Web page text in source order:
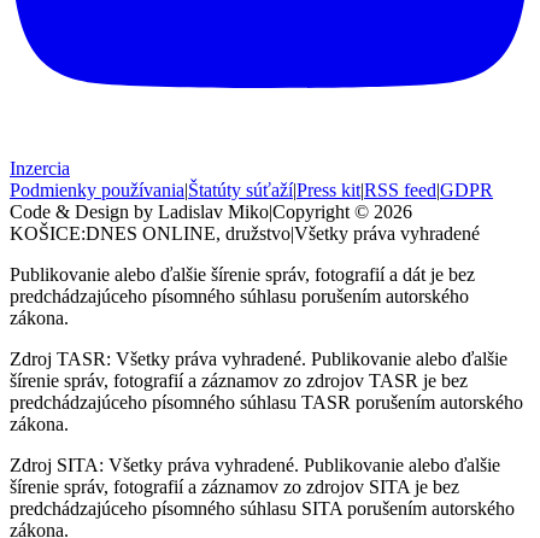
Inzercia
Podmienky používania|Štatúty súťaží|Press kit|RSS feed|GDPR
Code & Design by Ladislav Miko|Copyright © 2026
KOŠICE:DNES ONLINE, družstvo|Všetky práva vyhradené
Publikovanie alebo ďalšie šírenie správ, fotografií a dát je bez
predchádzajúceho písomného súhlasu porušením autorského
zákona.
Zdroj TASR: Všetky práva vyhradené. Publikovanie alebo ďalšie
šírenie správ, fotografií a záznamov zo zdrojov TASR je bez
predchádzajúceho písomného súhlasu TASR porušením autorského
zákona.
Zdroj SITA: Všetky práva vyhradené. Publikovanie alebo ďalšie
šírenie správ, fotografií a záznamov zo zdrojov SITA je bez
predchádzajúceho písomného súhlasu SITA porušením autorského
zákona.